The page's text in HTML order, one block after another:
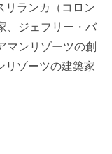
ランカ（コロン
、ジェフリー・バ
マンリゾーツの創
リゾーツの建築家
ル】NUMBER 11（ナンバ